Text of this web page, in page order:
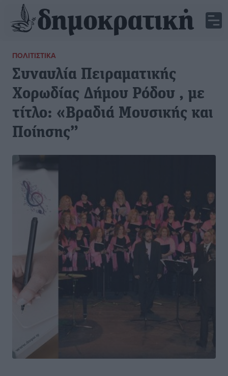
ΠΟΛΙΤΙΣΤΙΚΆ
Συναυλία Πειραματικής
Χορωδίας Δήμου Ρόδου , με
τίτλο: «Βραδιά Μουσικής και
Ποίησης”